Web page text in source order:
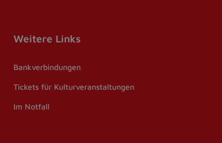
Weitere Links
Bankverbindungen
Tickets für Kulturveranstaltungen
Im Notfall